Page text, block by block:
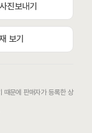
사진보내기
보기
때문에 판매자가 등록한 상